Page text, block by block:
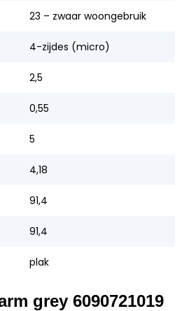
23 – zwaar woongebruik
4-zijdes (micro)
2,5
0,55
5
4,18
91,4
91,4
plak
grey 6090721019